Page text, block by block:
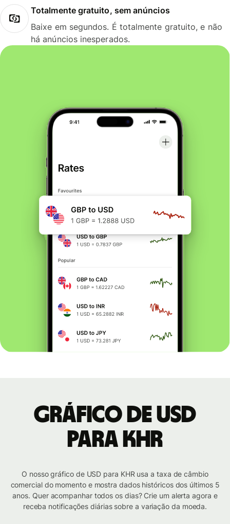
Totalmente gratuito, sem anúncios
Baixe em segundos. É totalmente gratuito, e não
há anúncios inesperados.
Gráfico de USD
para KHR
O nosso gráfico de USD para KHR usa a taxa de câmbio
comercial do momento e mostra dados históricos dos últimos 5
anos. Quer acompanhar todos os dias? Crie um alerta agora e
receba notificações diárias sobre a variação da moeda.